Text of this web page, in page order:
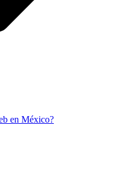
en México?